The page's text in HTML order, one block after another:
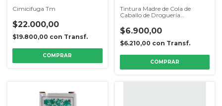
Cimicifuga Tm
$22.000,00
$19.800,00 con Transf.
Tintura Madre de Cola de
Caballo de Droguería
$6.900,00
$6.210,00 con Transf.